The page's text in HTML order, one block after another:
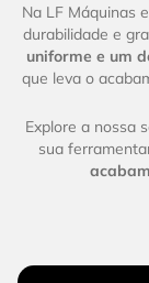
Na LF Máquinas
durabilidade e
uniforme e um
que leva o
Explore a nossa
sua